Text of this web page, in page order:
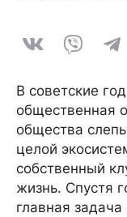
В советские
общественная
общества
целой
собственный
жизнь. Спустя
главная